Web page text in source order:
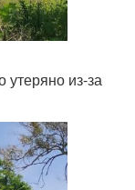
утеряно из-за